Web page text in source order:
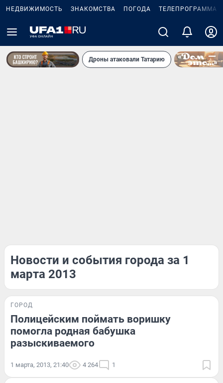
НЕДВИЖИМОСТЬ ЗНАКОМСТВА ПОГОДА ТЕЛЕПРОГРАММА
Дроны атаковали Татарию
Новости и события города за 1
марта 2013
ГОРОД
Полицейским поймать воришку
помогла родная бабушка
разыскиваемого
1 марта, 2013, 21:40 4 264 1